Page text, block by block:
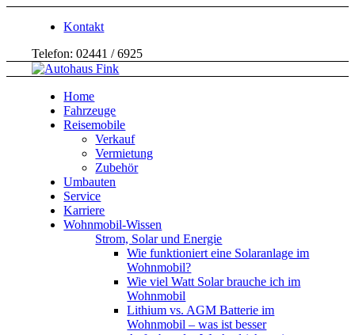
Kontakt
Telefon: 02441 / 6925
Home
Fahrzeuge
Reisemobile
Verkauf
Vermietung
Zubehör
Umbauten
Service
Karriere
Wohnmobil-Wissen
Strom, Solar und Energie
Wie funktioniert eine Solaranlage im
Wohnmobil?
Wie viel Watt Solar brauche ich im
Wohnmobil
Lithium vs. AGM Batterie im
Wohnmobil – was ist besser